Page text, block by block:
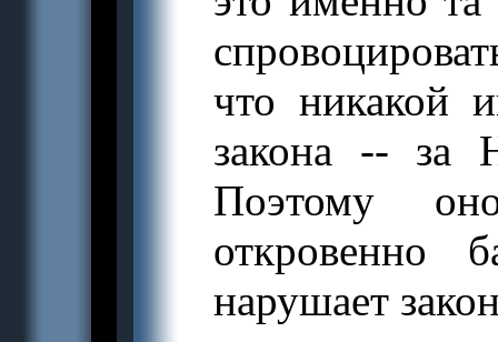
что никакой
закона -- за
Поэтому
откровенно
нарушает